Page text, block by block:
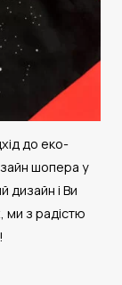
до еко-
шопера у
дизайн і Ви
ми з радістю